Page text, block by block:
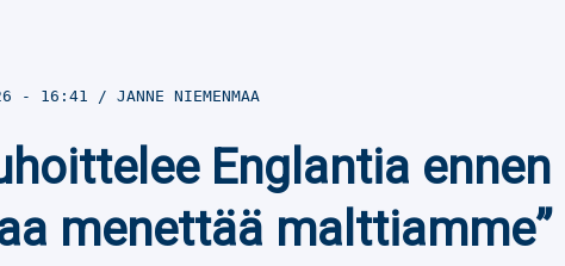
- 16:41 JANNE NIEMENMAA
Englantia
menettää malttiamme”